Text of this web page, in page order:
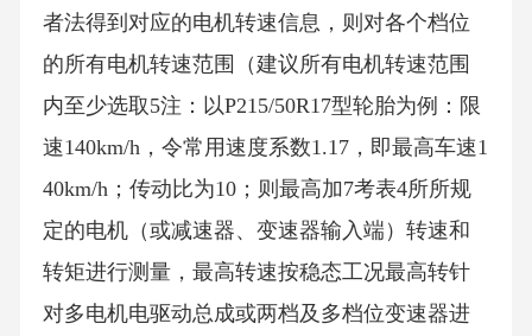
者法得到对应的电机转速信息，则对各个档位
的所有电机转速范围（建议所有电机转速范围
内至少选取5注：以P215/50R17型轮胎为例：限
速140km/h，令常用速度系数1.17，即最高车速1
40km/h；传动比为10；则最高加7考表4所所规
定的电机（或减速器、变速器输入端）转速和
转矩进行测量，最高转速按稳态工况最高转针
对多电机电驱动总成或两档及多档位变速器进